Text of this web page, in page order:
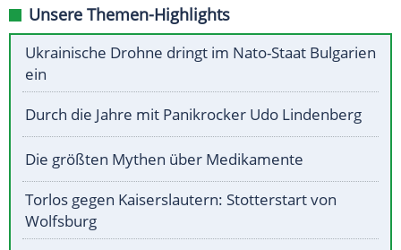
Unsere Themen-Highlights
Ukrainische Drohne dringt im Nato-Staat Bulgarien
ein
Durch die Jahre mit Panikrocker Udo Lindenberg
Die größten Mythen über Medikamente
Torlos gegen Kaiserslautern: Stotterstart von
Wolfsburg